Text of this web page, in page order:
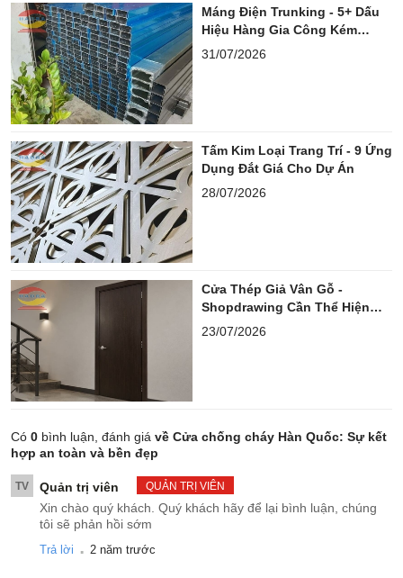
Máng Điện Trunking - 5+ Dấu
Hiệu Hàng Gia Công Kém
Chuẩn
31/07/2026
Tấm Kim Loại Trang Trí - 9 Ứng
Dụng Đắt Giá Cho Dự Án
28/07/2026
Cửa Thép Giả Vân Gỗ -
Shopdrawing Cần Thể Hiện
Những Gì?
23/07/2026
Có 0 bình luận, đánh giá về Cửa chống cháy Hàn Quốc: Sự kết
hợp an toàn và bền đẹp
TV Quản trị viên QUẢN TRỊ VIÊN
Xin chào quý khách. Quý khách hãy để lại bình luận, chúng
tôi sẽ phản hồi sớm
Trả lời . 2 năm trước